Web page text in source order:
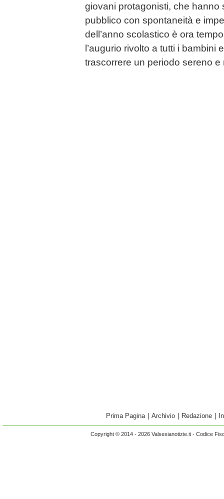
giovani protagonisti, che hanno
pubblico con spontaneità e
dell’anno scolastico è ora
l’augurio rivolto a tutti i bambini
trascorrere un periodo sereno
Prima Pagina Archivio Redazione
Copyright © 2014 - 2026 Valsesianotizie.it - Codice